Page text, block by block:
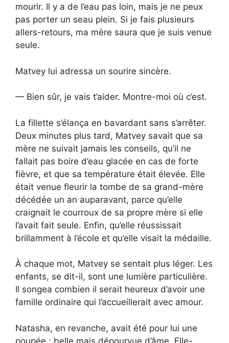
mourir. Il y a de l’eau pas loin, mais je ne peux
pas porter un seau plein. Si je fais plusieurs
allers-retours, ma mère saura que je suis venue
seule.
Matvey lui adressa un sourire sincère.
— Bien sûr, je vais t’aider. Montre-moi où c’est.
La fillette s’élança en bavardant sans s’arrêter.
Deux minutes plus tard, Matvey savait que sa
mère ne suivait jamais les conseils, qu’il ne
fallait pas boire d’eau glacée en cas de forte
fièvre, et que sa température était élevée. Elle
était venue fleurir la tombe de sa grand-mère
décédée un an auparavant, parce qu’elle
craignait le courroux de sa propre mère si elle
l’avait fait seule. Enfin, qu’elle réussissait
brillamment à l’école et qu’elle visait la médaille.
À chaque mot, Matvey se sentait plus léger. Les
enfants, se dit-il, sont une lumière particulière.
Il songea combien il serait heureux d’avoir une
famille ordinaire qui l’accueillerait avec amour.
Natasha, en revanche, avait été pour lui une
poupée : belle mais dépourvue d’âme. Elle-